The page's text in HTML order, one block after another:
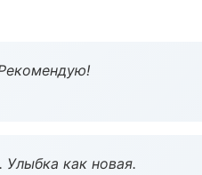
как новая.